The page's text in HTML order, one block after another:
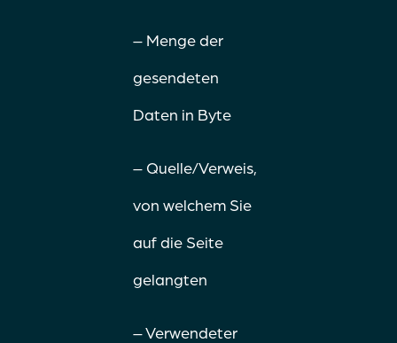
– Menge der
gesendeten
Daten in Byte
– Quelle/Verweis,
von welchem Sie
auf die Seite
gelangten
– Verwendeter